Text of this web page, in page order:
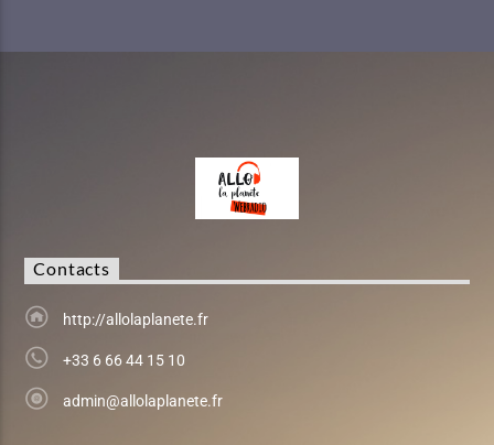
Contacts
http://allolaplanete.fr
+33 6 66 44 15 10
admin@allolaplanete.fr